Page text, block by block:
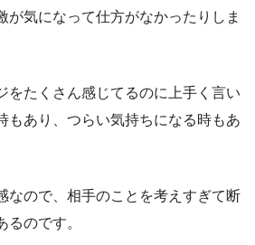
が気になって仕方がなかったりしま
をたくさん感じてるのに上手く言い
もあり、つらい気持ちになる時もあ
なので、相手のことを考えすぎて断
るのです。